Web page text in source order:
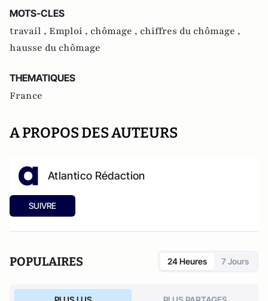
MOTS-CLES
travail , Emploi , chômage , chiffres du chômage ,
hausse du chômage
THEMATIQUES
France
A PROPOS DES AUTEURS
Atlantico Rédaction
SUIVRE
POPULAIRES 24 Heures 7 Jours